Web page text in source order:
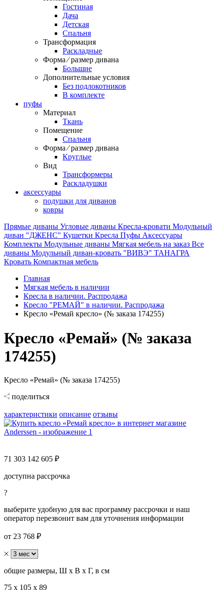
Гостиная
Дача
Детская
Спальня
Трансформация
Раскладные
Форма ⁄ размер дивана
Большие
Дополнительные условия
Без подлокотников
В комплекте
пуфы
Материал
Ткань
Помещение
Спальня
Форма ⁄ размер дивана
Круглые
Вид
Трансформеры
Раскладушки
аксессуары
подушки для диванов
ковры
Прямые диваны Угловые диваны Кресла-кровати Модульный
диван "ДЖЕНС" Кушетки Кресла Пуфы Аксессуары
Комплекты Модульные диваны Мягкая мебель на заказ Все
диваны Модульный диван-кровать "ВИВЭ" ТАНАГРА
Кровать Компактная мебель
Главная
Мягкая мебель в наличии
Кресла в наличии. Распродажа
Кресло "РЕМАЙ" в наличии. Распродажа
Кресло «Ремай кресло» (№ заказа 174255)
Кресло «Ремай» (№ заказа
174255)
Кресло «Ремай» (№ заказа 174255)
поделиться
характеристики описание отзывы
71 303 142 605 ₽
доступна рассрочка
?
выберите удобную для вас программу рассрочки и наш
оператор перезвонит вам для уточнения информации
от 23 768 ₽
общие размеры, Ш х В х Г, в см
75 х 105 х 89